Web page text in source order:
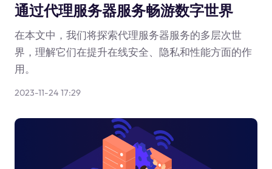
通过代理服务器服务畅游数字世界
在本文中，我们将探索代理服务器服务的多层次世
界，理解它们在提升在线安全、隐私和性能方面的作
用。
2023-11-24 17:29